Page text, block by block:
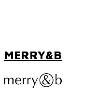
MERRY&B